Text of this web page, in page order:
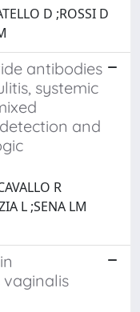
D ;ROSSI D
antibodies
systemic
and
R
L ;SENA LM